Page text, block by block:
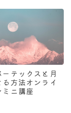
ーテックスと月
る方法オンライ
ミニ講座